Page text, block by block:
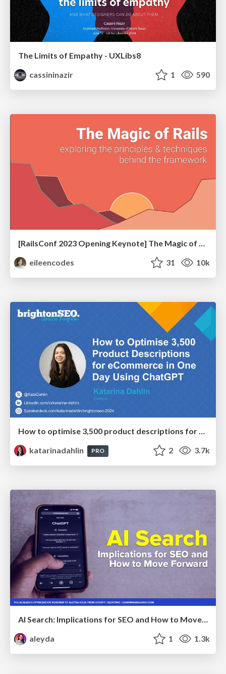
The Limits of Empathy - UXLibs8
cassininazir
1 590
[RailsConf 2023 Opening Keynote] The Magic of Rails
eileencodes
31 10k
How to optimise 3,500 product descriptions for ecommerce in one day using ChatGPT
katarinadahlin
PRO 2 3.7k
AI Search: Implications for SEO and How to Move Forward - #ShenzhenSEOConference
aleyda
1 1.3k